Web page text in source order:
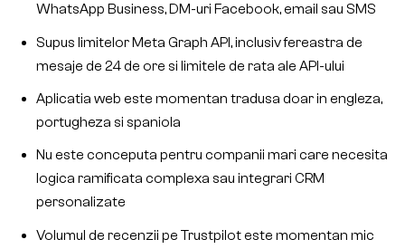
WhatsApp Business, DM-uri Facebook, email sau SMS
Supus limitelor Meta Graph API, inclusiv fereastra de
mesaje de 24 de ore si limitele de rata ale API-ului
Aplicatia web este momentan tradusa doar in engleza,
portugheza si spaniola
Nu este conceputa pentru companii mari care necesita
logica ramificata complexa sau integrari CRM
personalizate
Volumul de recenzii pe Trustpilot este momentan mic